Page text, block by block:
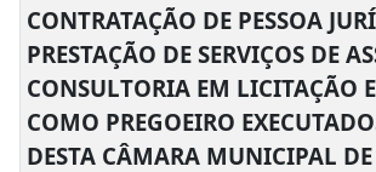
CONTRATAÇÃO DE PESSOA
PRESTAÇÃO DE SERVIÇOS DE
CONSULTORIA EM LICITAÇÃO
COMO PREGOEIRO
DESTA CÂMARA MUNICIPAL DE